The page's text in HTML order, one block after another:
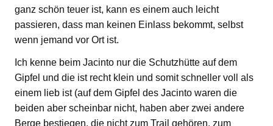
ganz schön teuer ist, kann es einem auch leicht
passieren, dass man keinen Einlass bekommt, selbst
wenn jemand vor Ort ist.
Ich kenne beim Jacinto nur die Schutzhütte auf dem
Gipfel und die ist recht klein und somit schneller voll als
einem lieb ist (auf dem Gipfel des Jacinto waren die
beiden aber scheinbar nicht, haben aber zwei andere
Berge bestiegen, die nicht zum Trail gehören, zum